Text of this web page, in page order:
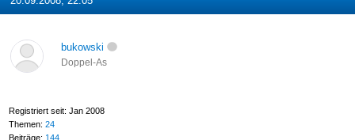
bukowski
Doppel-As
Registriert seit: Jan 2008
Themen: 24
Beiträge: 144